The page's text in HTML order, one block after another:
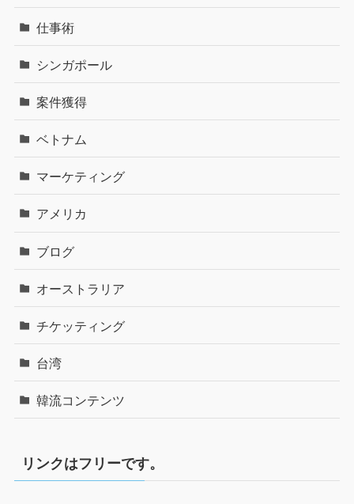
仕事術
シンガポール
案件獲得
ベトナム
マーケティング
アメリカ
ブログ
オーストラリア
チケッティング
台湾
韓流コンテンツ
リンクはフリーです。